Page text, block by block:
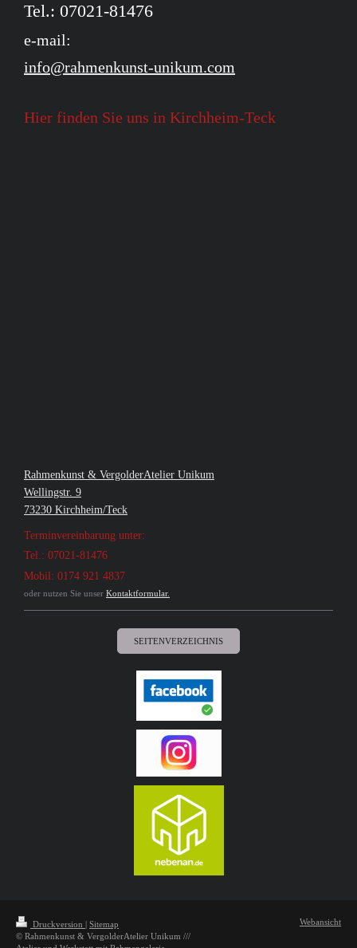
Tel.: 07021-81476
e-mail:
info@rahmenkunst-unikum.com
Hier finden Sie uns in Kirchheim-Teck
Rahmenkunst & VergolderAtelier Unikum
Wellingstr. 9
73230 Kirchheim/Teck
Terminvereinbarung unter:
Tel.: 07021-81476
Mobil: 0174 921 4837
oder nutzen Sie unser Kontaktformular.
SEITENVERZEICHNIS
Druckversion | Sitemap
© Rahmenkunst & VergolderAtelier Unikum ///
Webansicht